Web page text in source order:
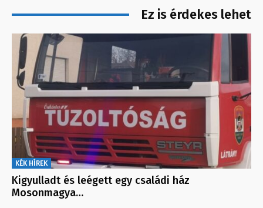
Ez is érdekes lehet
KÉK HÍREK
Kigyulladt és leégett egy családi ház
Mosonmagya…